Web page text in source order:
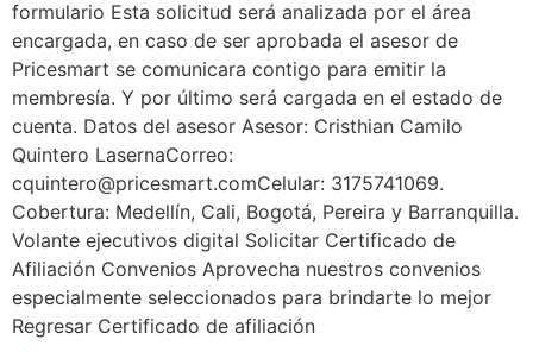
formulario Esta solicitud será analizada por el área
encargada, en caso de ser aprobada el asesor de
Pricesmart se comunicara contigo para emitir la
membresía. Y por último será cargada en el estado de
cuenta. Datos del asesor Asesor: Cristhian Camilo
Quintero LasernaCorreo:
cquintero@pricesmart.comCelular: 3175741069.
Cobertura: Medellín, Cali, Bogotá, Pereira y Barranquilla.
Volante ejecutivos digital Solicitar Certificado de
Afiliación Convenios Aprovecha nuestros convenios
especialmente seleccionados para brindarte lo mejor
Regresar Certificado de afiliación